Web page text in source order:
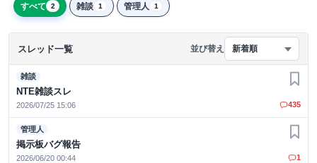
すべて 2 雑談 1 管理人 1
スレッド一覧 並び替え 新着順
雑談
NTE雑談スレ
2026/07/25 15:06
お気
435
管理人
掲示板バグ報告
2026/06/20 00:44
お気
1